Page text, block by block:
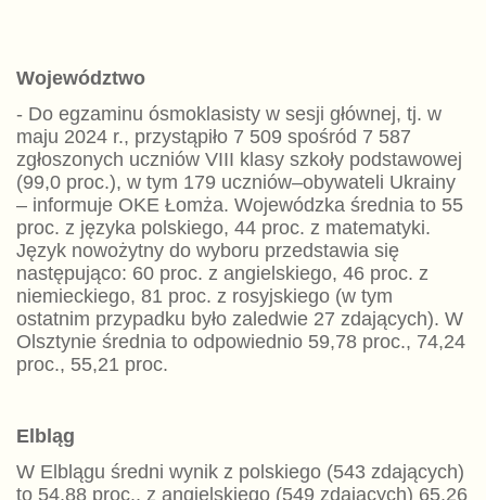
Województwo
- Do egzaminu ósmoklasisty w sesji głównej, tj. w
maju 2024 r., przystąpiło 7 509 spośród 7 587
zgłoszonych uczniów VIII klasy szkoły podstawowej
(99,0 proc.), w tym 179 uczniów–obywateli Ukrainy
– informuje OKE Łomża. Wojewódzka średnia to 55
proc. z języka polskiego, 44 proc. z matematyki.
Język nowożytny do wyboru przedstawia się
następująco: 60 proc. z angielskiego, 46 proc. z
niemieckiego, 81 proc. z rosyjskiego (w tym
ostatnim przypadku było zaledwie 27 zdających). W
Olsztynie średnia to odpowiednio 59,78 proc., 74,24
proc., 55,21 proc.
Elbląg
W Elblągu średni wynik z polskiego (543 zdających)
to 54,88 proc., z angielskiego (549 zdających) 65,26